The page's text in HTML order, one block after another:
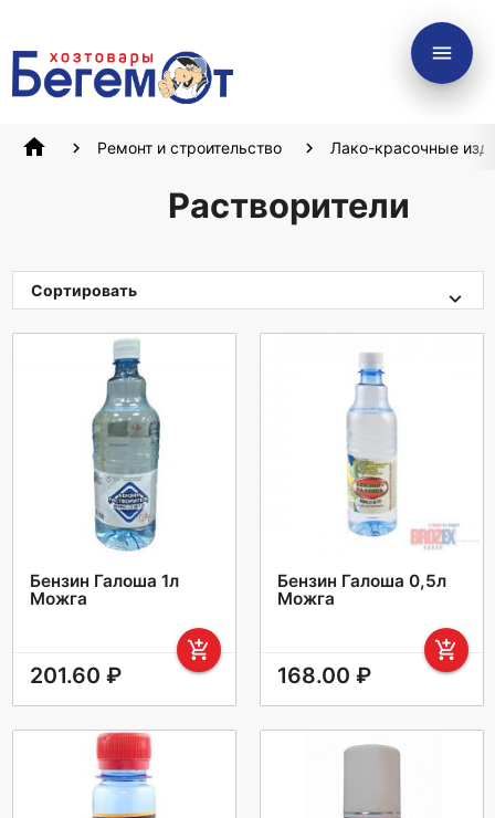
menu
home Ремонт и строительство Лако-красочные
Растворители
Сортировать
Бензин Галоша 1л
Можга
add_shopping_cart
201.60 ₽
Бензин Галоша 0,5л
Можга
add_shopping_cart
168.00 ₽